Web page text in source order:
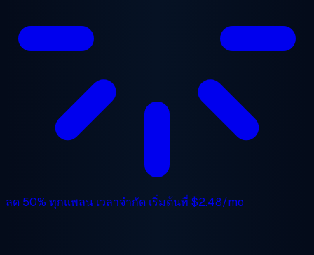
ลด 50% ทุกแพลน เวลาจำกัด เริ่มต้นที่ $2.48/mo